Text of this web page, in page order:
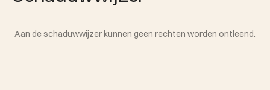
Aan de schaduwwijzer kunnen geen rechten worden ontleend.